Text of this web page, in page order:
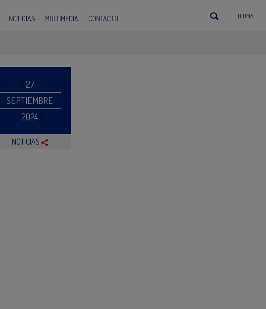
NOTICIAS MULTIMEDIA CONTACTO IDIOMA
27
SEPTIEMBRE
2024
NOTICIAS